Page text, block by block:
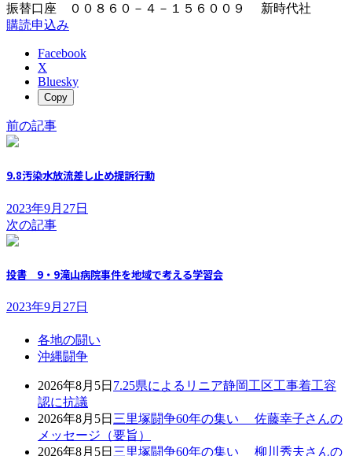
振替口座 ００８６０－４－１５６００９ 新時代社
購読申込み
Facebook
X
Bluesky
Copy
前の記事
9.8汚染水放流差し止め提訴行動
2023年9月27日
次の記事
投書 9・9滝山病院事件を地域で考える学習会
2023年9月27日
各地の闘い
沖縄闘争
2026年8月5日 7.25県によるリニア静岡工区工事着工容
認に抗議
2026年8月5日 三里塚闘争60年の集い 佐藤幸子さんの
メッセージ（要旨）
2026年8月5日 三里塚闘争60年の集い 柳川秀夫さんの